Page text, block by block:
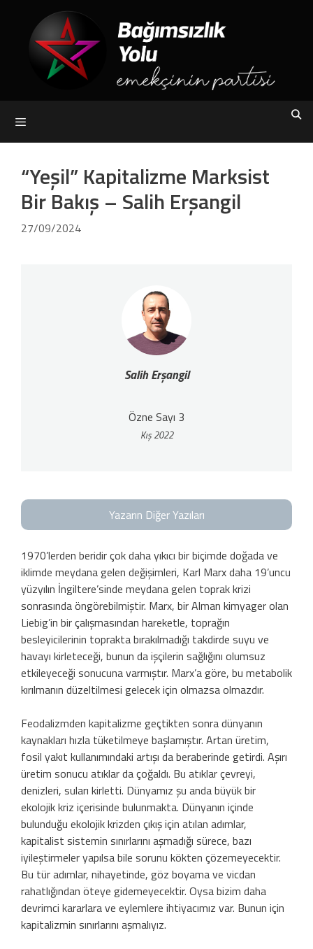
content
“Yeşil” Kapitalizme Marksist
Bir Bakış – Salih Erşangil
27/09/2024
Salih Erşangil
Özne Sayı 3
Kış 2022
Yazarın Diğer Yazıları
1970’lerden beridir çok daha yıkıcı bir biçimde doğada ve
iklimde meydana gelen değişimleri, Karl Marx daha 19’uncu
yüzyılın İngiltere’sinde meydana gelen toprak krizi
sonrasında öngörebilmiştir. Marx, bir Alman kimyager olan
Liebig’in bir çalışmasından hareketle, toprağın
besleyicilerinin toprakta bırakılmadığı takdirde suyu ve
havayı kirleteceği, bunun da işçilerin sağlığını olumsuz
etkileyeceği sonucuna varmıştır. Marx’a göre, bu metabolik
kırılmanın düzeltilmesi gelecek için olmazsa olmazdır.
Feodalizmden kapitalizme geçtikten sonra dünyanın
kaynakları hızla tüketilmeye başlamıştır. Artan üretim,
fosil yakıt kullanımındaki artışı da beraberinde getirdi. Aşırı
üretim sonucu atıklar da çoğaldı. Bu atıklar çevreyi,
denizleri, suları kirletti. Dünyamız şu anda büyük bir
ekolojik kriz içerisinde bulunmakta. Dünyanın içinde
bulunduğu ekolojik krizden çıkış için atılan adımlar,
kapitalist sistemin sınırlarını aşmadığı sürece, bazı
iyileştirmeler yapılsa bile sorunu kökten çözemeyecektir.
Bu tür adımlar, nihayetinde, göz boyama ve vicdan
rahatlığından öteye gidemeyecektir. Oysa bizim daha
devrimci kararlara ve eylemlere ihtiyacımız var. Bunun için
kapitalizmin sınırlarını aşmalıyız.